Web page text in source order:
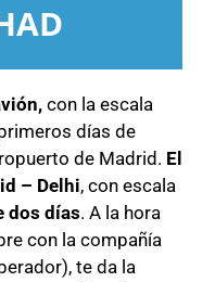
con la escala
días de
de Madrid. El
– Delhi, con escala
dos días. A la hora
con la compañía
te da la